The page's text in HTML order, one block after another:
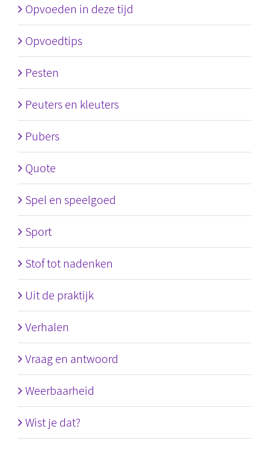
Opvoeden in deze tijd
Opvoedtips
Pesten
Peuters en kleuters
Pubers
Quote
Spel en speelgoed
Sport
Stof tot nadenken
Uit de praktijk
Verhalen
Vraag en antwoord
Weerbaarheid
Wist je dat?